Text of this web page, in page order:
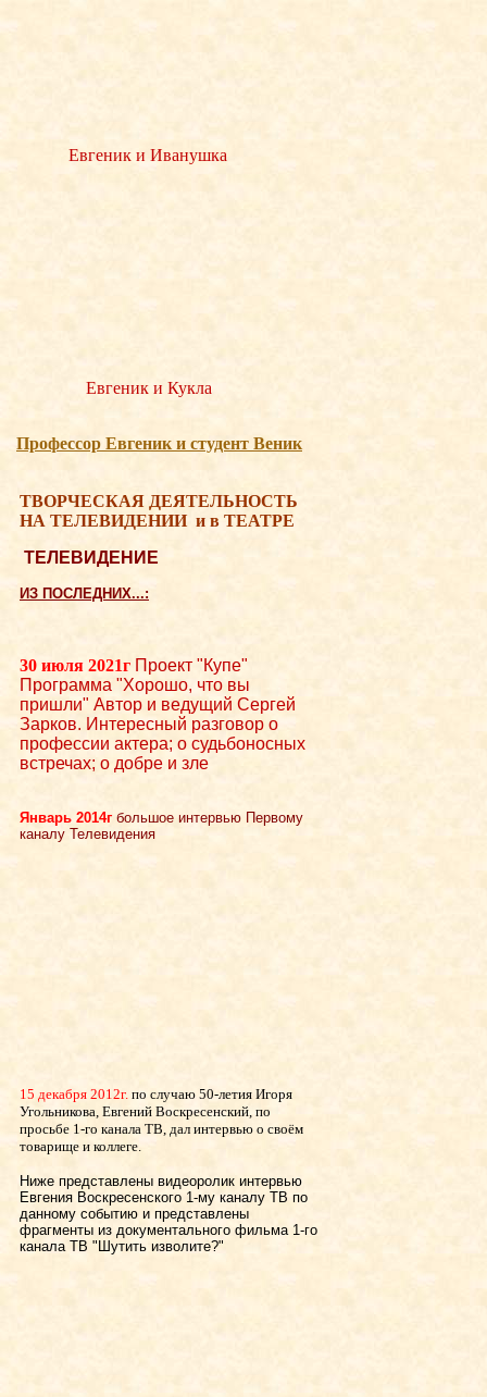
Евгеник и Иванушка
Евгеник и Кукла
Професcор Евгеник и студент Веник
ТВОРЧЕСКАЯ ДЕЯТЕЛЬНОСТЬ
НА ТЕЛЕВИДЕНИИ и в ТЕАТРЕ
ТЕЛЕВИДЕНИЕ
ИЗ ПОСЛЕДНИХ...:
30 июля 2021г Проект "Купе"
Программа "Хорошо, что вы
пришли" Автор и ведущий Сергей
Зарков. Интересный разговор о
профессии актера; о судьбоносных
встречах; о добре и зле
Январь 2014г большое интервью Первому
каналу Телевидения
15 декабря 2012г. по случаю 50-летия Игоря
Угольникова, Евгений Воскресенский, по
просьбе 1-го канала ТВ, дал интервью о своём
товарище и коллеге.
Ниже представлены видеоролик интервью
Евгения Воскресенского 1-му каналу ТВ по
данному событию и представлены
фрагменты из документального фильма 1-го
канала ТВ "Шутить изволите?"